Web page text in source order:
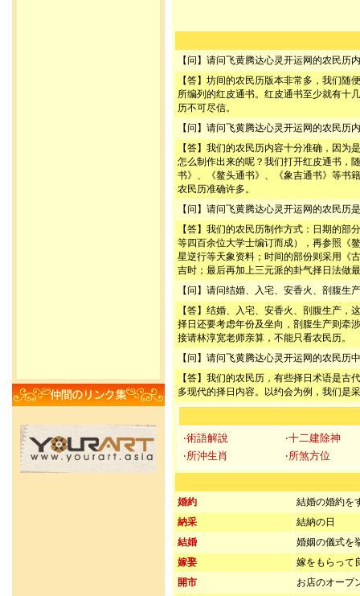
【问】请问飞黄腾达心灵开运网的农民
【答】坊间的农民历版本非常多，我们
所编列的红皮通书。红皮通书至少就有十
历不可尽信。
【问】请问飞黄腾达心灵开运网的农民历
【答】我们的农民历内容十分准确，因
怎么制作出来的呢？我们打开红皮通书，
书》、《鳌头通书》、《象吉通书》等书
农民历准确许多。
【问】请问飞黄腾达心灵开运网的农民历
【答】我们的农民历制作方式：日期的
等四百余位大学士编订而成），再参照《
星逆行等天象资料；时间的部份则采用《
吉时；最后再加上三元派的卦气择日法做
【问】请问结婚、入宅、安香火、剖腹
【答】结婚、入宅、安香火、剖腹生产
择日还要考虑年份及坐向，剖腹生产则牵
接请林淳宽老师亲算，不能只看农民历。
【问】请问飞黄腾达心灵开运网的农民
【答】我们的农民历，有些择日术语是
多现代的择日内容。以约会为例，我们是
‧術語解說
‧十二建除神
‧所沖生肖
‧所煞方位
婚約
結婚の婚約を
納采
結納の日
結婚
婚姻の儀式を
嫁娶
嫁をもらって
開市
お店のオープ